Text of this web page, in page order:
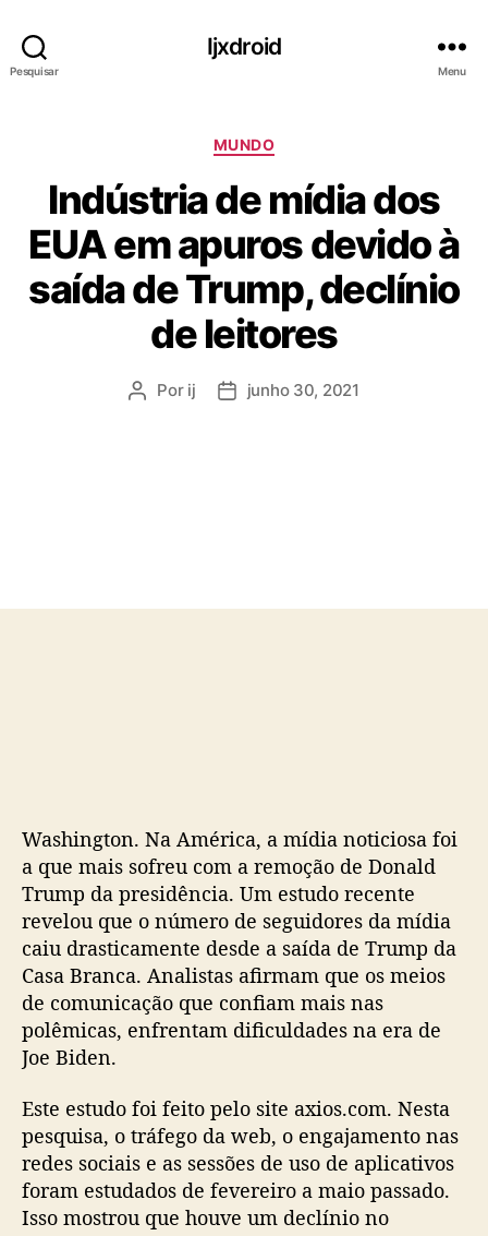
Pesquisar
Ijxdroid
Menu
C
t
e
g
o
r
i
a
MUNDO
Indústria de mídia dos
EUA em apuros devido à
saída de Trump, declínio
de leitores
A
s
Por ij
D
l
junho 30, 2021
Washington. Na América, a mídia noticiosa foi
a que mais sofreu com a remoção de Donald
Trump da presidência. Um estudo recente
revelou que o número de seguidores da mídia
caiu drasticamente desde a saída de Trump da
Casa Branca. Analistas afirmam que os meios
de comunicação que confiam mais nas
polêmicas, enfrentam dificuldades na era de
Joe Biden.
Este estudo foi feito pelo site axios.com. Nesta
pesquisa, o tráfego da web, o engajamento nas
redes sociais e as sessões de uso de aplicativos
foram estudados de fevereiro a maio passado.
Isso mostrou que houve um declínio no